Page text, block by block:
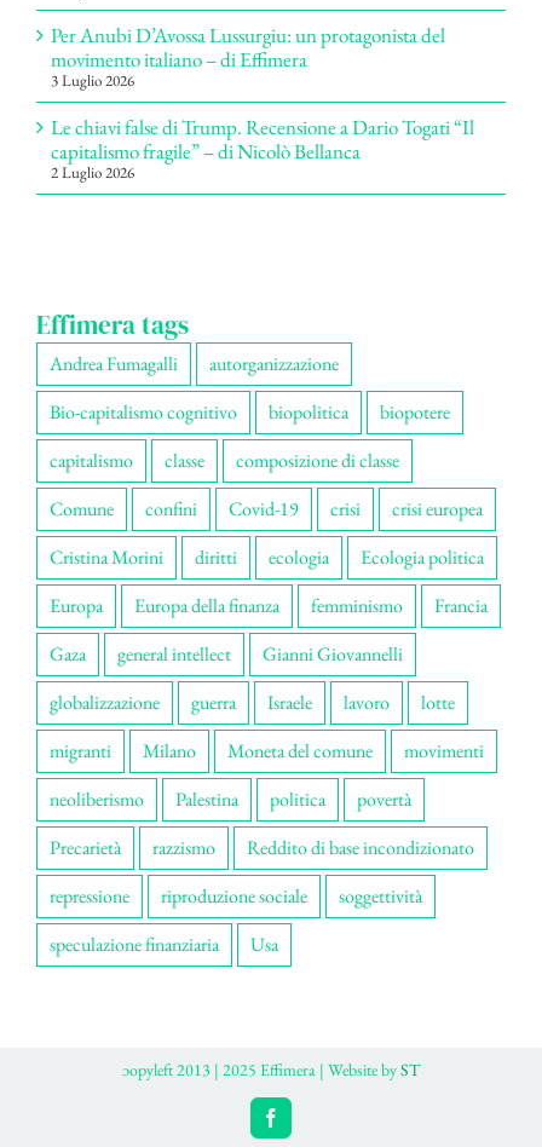
Per Anubi D’Avossa Lussurgiu: un protagonista del
movimento italiano – di Effimera
3 Luglio 2026
Le chiavi false di Trump. Recensione a Dario Togati “Il
capitalismo fragile” – di Nicolò Bellanca
2 Luglio 2026
Effimera tags
Andrea Fumagalli
autorganizzazione
Bio-capitalismo cognitivo
biopolitica
biopotere
capitalismo
classe
composizione di classe
Comune
confini Covid-19 crisi
crisi europea
Cristina Morini
diritti ecologia
Ecologia politica
Europa
Europa della finanza femminismo
Francia
Gaza
general intellect
Gianni Giovannelli
globalizzazione
guerra Israele lavoro
lotte
migranti
Milano Moneta del comune
movimenti
neoliberismo
Palestina politica
povertà
Precarietà
razzismo
Reddito di base incondizionato
repressione
riproduzione sociale
soggettività
speculazione finanziaria
Usa
ɔopyleft 2013 | 2025 Effimera | Website byST
Facebook